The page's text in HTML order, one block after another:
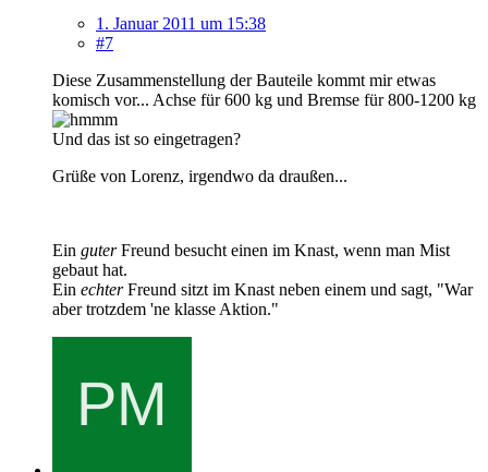
1. Januar 2011 um 15:38
#7
Diese Zusammenstellung der Bauteile kommt mir etwas
komisch vor... Achse für 600 kg und Bremse für 800-1200 kg
Und das ist so eingetragen?
Grüße von Lorenz, irgendwo da draußen...
Ein guterFreund besucht einen im Knast, wenn man Mist
gebaut hat.
Ein echterFreund sitzt im Knast neben einem und sagt, "War
aber trotzdem 'ne klasse Aktion."